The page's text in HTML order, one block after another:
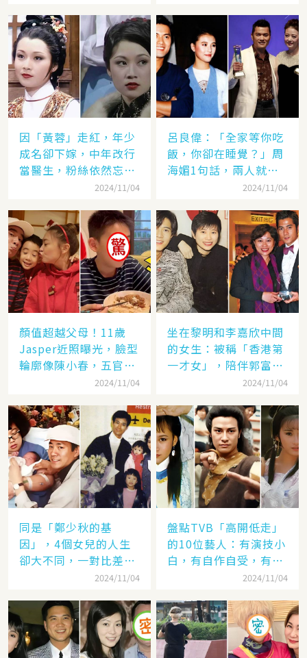
因「黃蓉」走紅，年少
成名卻下嫁，中年改行
當醫生，粉絲依然忘不
2024/11/04
呂良偉：「全家等你吃
飯，你卻在睡覺？」周
海媚1句話，兩人就此
2024/11/04
顏值超越父母！11歲
Jasper近照曝光，臉型
輪廓像陳小春，五官卻
更像應采兒網驚：完美
2024/11/04
坐在黎明和李嘉欣中間
的女生：被稱「香港第
一才女」，陪伴郭富城
「29年」卻看他娶了別
2024/11/04
同是「鄭少秋的基
因」，4個女兒的人生
卻大不同，一對比差距
2024/11/04
盤點TVB「高開低走」
的10位藝人：有演技小
白，有自作自受，有遭
封殺，一手好牌打稀爛
2024/11/04